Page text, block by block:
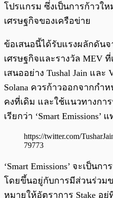
โปรแกรม ซึ่งเป็นการก้าวให
เศรษฐกิจของเครือข่าย
ข้อเสนอนี้ได้รับแรงผลักดันจ
เศรษฐกิจและรางวัล MEV
เสนออย่าง Tushal Jain และ
Solana ควรก้าวออกจากกำ
คงที่เดิม และใช้แนวทางกา
เรียกว่า ‘Smart Emissions’
https://twitter.com/
79773
‘Smart Emissions’ จะเป็น
โดยขึ้นอยู่กับการมีส่วนร่วมข
หมายให้อัตราการ Stake อยู่